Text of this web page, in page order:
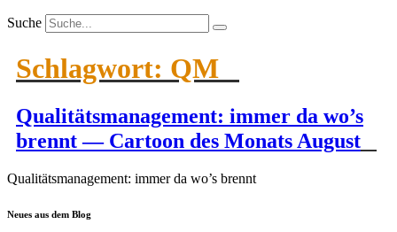
Suche
Schlagwort: QM
Quali­täts­ma­nagement: immer da wo’s
brennt — Cartoon des Monats August
Quali­täts­ma­nagement: immer da wo’s brennt
Neues aus dem Blog